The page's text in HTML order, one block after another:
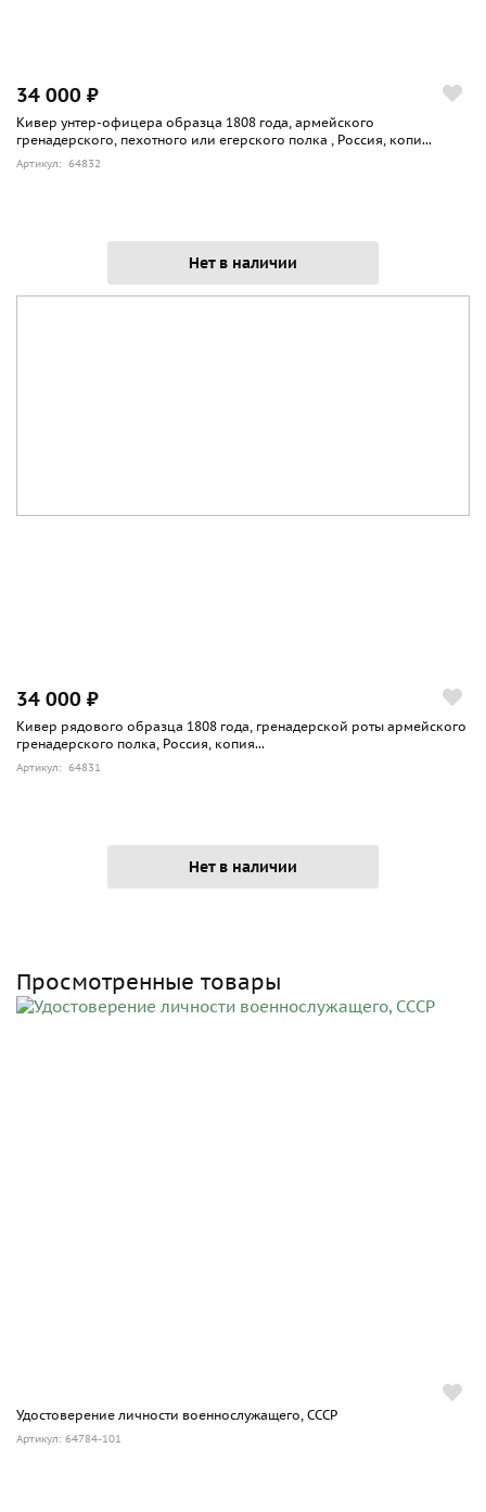
34 000 ₽
Кивер унтер-офицера образца 1808 года, армейского
гренадерского, пехотного или егерского полка , Россия, копи...
Артикул: 64832
Нет в наличии
34 000 ₽
Кивер рядового образца 1808 года, гренадерской роты армейского
гренадерского полка, Россия, копия...
Артикул: 64831
Нет в наличии
Просмотренные товары
Удостоверение личности военнослужащего, СССР
Артикул: 64784-101